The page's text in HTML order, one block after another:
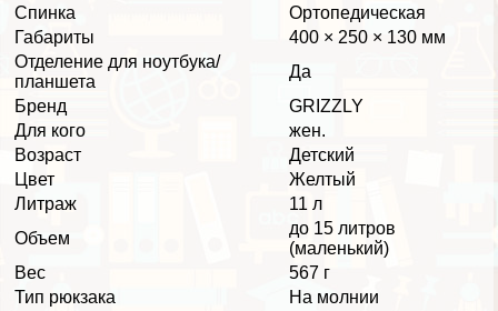
Спинка
Ортопедическая
Габариты
400 × 250 × 130 мм
Отделение для ноутбука/
планшета
Да
Бренд
GRIZZLY
Для кого
жен.
Возраст
Детский
Цвет
Желтый
Литраж
11 л
Объем
до 15 литров
(маленький)
Вес
567 г
Тип рюкзака
На молнии